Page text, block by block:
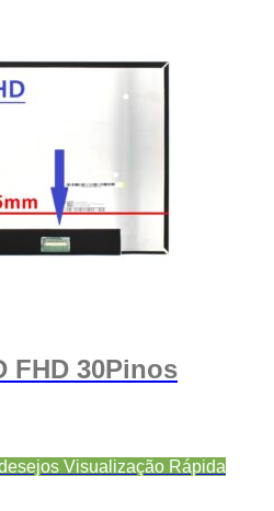
FHD 30Pinos
Visualização Rápida